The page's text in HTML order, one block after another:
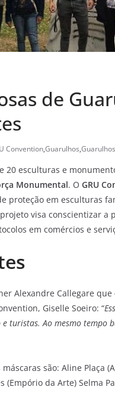
de
Convention,Guarulhos,
20 esculturas e
Monumental. O GRU
proteção em esculturas
visa conscientizar a
em comércios e
Alexandre Callegare
Giselle Soeiro: “
turistas. Ao mesmo tempo
são: Aline Plaça
(Empório da Arte) Selma